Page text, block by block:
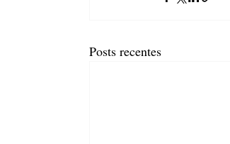
Posts recentes